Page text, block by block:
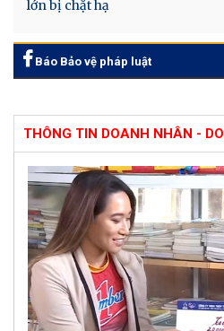
lớn bị chặt hạ
Báo Bảo vệ pháp luật
THÔNG TIN DOANH NHÂN -